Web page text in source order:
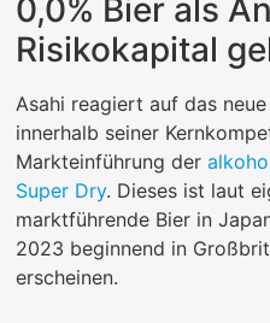
0,0% Bier als
Risikokapital
Asahi reagiert auf das
innerhalb seiner
Markteinführung der
Super Dry. Dieses ist laut
marktführende Bier in
2023 beginnend in
erscheinen.